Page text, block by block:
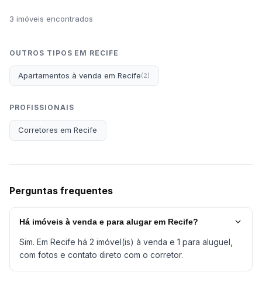
3 imóveis encontrados
OUTROS TIPOS EM RECIFE
Apartamentos à venda em Recife(2)
PROFISSIONAIS
Corretores em Recife
Perguntas frequentes
Há imóveis à venda e para alugar em Recife?
Sim. Em Recife há 2 imóvel(is) à venda e 1 para aluguel,
com fotos e contato direto com o corretor.